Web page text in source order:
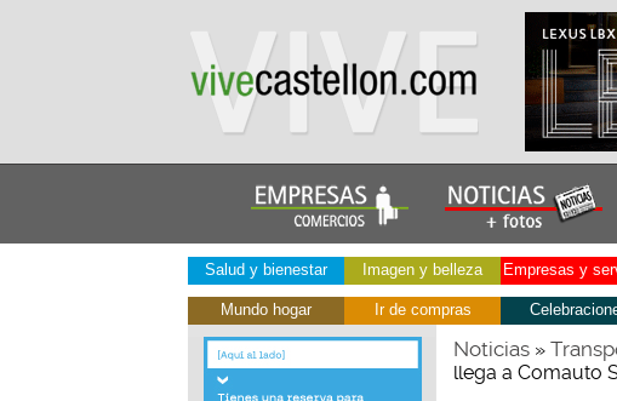
Salud y bienestar Imagen y belleza Empresas y
Mundo hogar Ir de compras
Noticias»
llega a Comauto